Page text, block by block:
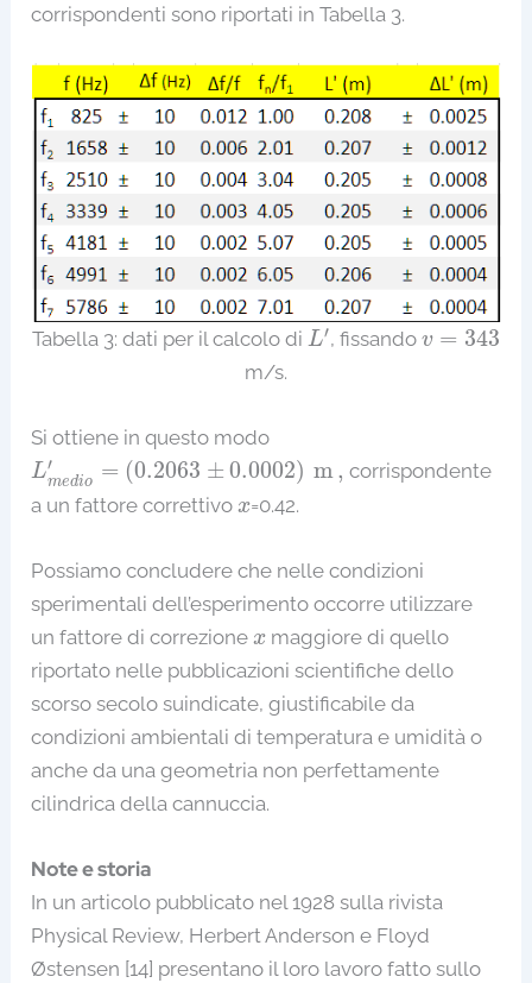
corrispondenti sono riportati in Tabella 3.
Tabella 3: dati per il calcolo di L′
L′ , fissando v = 343
v=343
m/s.
Si ottiene in questo modo
L′
medio = (0.2063 ± 0.0002) m,
Lm =(0.2063 ± 0.0002)m,
corrispondente
a un fattore correttivox
x=0.42.
Possiamo concludere che nelle condizioni
sperimentali dell’esperimento occorre utilizzare
un fattore di correzionex
x maggiore di quello
riportato nelle pubblicazioni scientifiche dello
scorso secolo suindicate, giustificabile da
condizioni ambientali di temperatura e umidità o
anche da una geometria non perfettamente
cilindrica della cannuccia.
Note e storia
In un articolo pubblicato nel 1928 sulla rivista
Physical Review, Herbert Anderson e Floyd
Østensen [14] presentano il loro lavoro fatto sullo